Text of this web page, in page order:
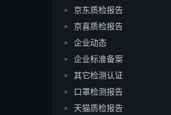
京东质检报告
京喜质检报告
企业动态
企业标准备案
其它检测认证
口罩检测报告
天猫质检报告